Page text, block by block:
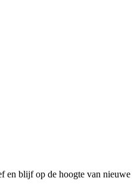
en blijf op de hoogte van nieuwe